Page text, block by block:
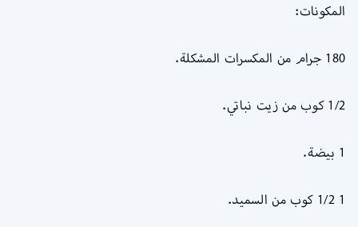
المكونات:
180 جرام من المكسرات المشكلة.
1/2 كوب من زيت نباتي.
1 بيضة.
1 1/2 كوب من السميد.